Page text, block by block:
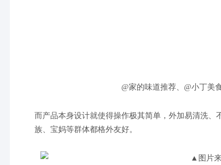
@家的味道推荐、@小丁美
而产品本身设计就使得操作极其简单，外加易清洗
族、宝妈等群体都格外友好。